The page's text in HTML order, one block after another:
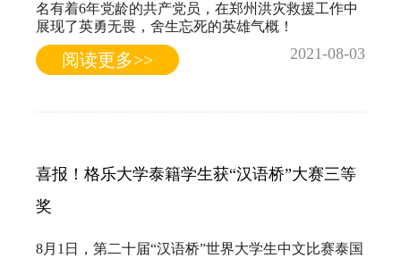
名有着6年党龄的共产党员，在郑州洪灾救援工作中
展现了英勇无畏，舍生忘死的英雄气概！
阅读更多>> 2021-08-03
喜报！格乐大学泰籍学生获“汉语桥”大赛三等
奖
8月1日，第二十届“汉语桥”世界大学生中文比赛泰国